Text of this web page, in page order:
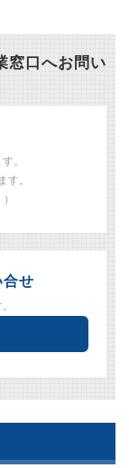
窓口へお問い
。
す。
合せ